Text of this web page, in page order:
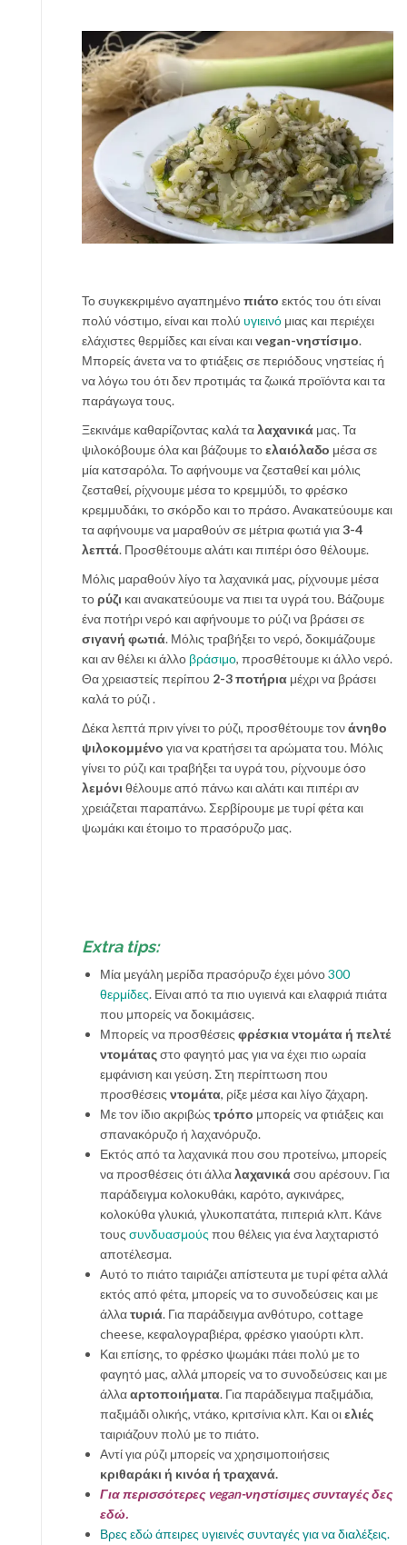
Το συγκεκριμένο αγαπημένοπιάτο εκτός του ότι είναι
πολύ νόστιμο, είναι και πολύ υγιεινό μιας και περιέχει
ελάχιστες θερμίδες και είναι καιvegan-νηστίσιμο.
Μπορείς άνετα να το φτιάξεις σε περιόδους νηστείας ή
να λόγω του ότι δεν προτιμάς τα ζωικά προϊόντα και τα
παράγωγα τους.
Ξεκινάμε καθαρίζοντας καλά ταλαχανικά μας. Τα
ψιλοκόβουμε όλα και βάζουμε τοελαιόλαδο μέσα σε
μία κατσαρόλα. Το αφήνουμε να ζεσταθεί και μόλις
ζεσταθεί, ρίχνουμε μέσα το κρεμμύδι, το φρέσκο
κρεμμυδάκι, το σκόρδο και το πράσο. Ανακατεύουμε και
τα αφήνουμε να μαραθούν σε μέτρια φωτιά για3-4
λεπτά. Προσθέτουμε αλάτι και πιπέρι όσο θέλουμε.
Μόλις μαραθούν λίγο τα λαχανικά μας, ρίχνουμε μέσα
τορύζι και ανακατεύουμε να πιει τα υγρά του. Βάζουμε
ένα ποτήρι νερό και αφήνουμε το ρύζι να βράσει σε
σιγανή φωτιά. Μόλις τραβήξει το νερό, δοκιμάζουμε
και αν θέλει κι άλλο βράσιμο, προσθέτουμε κι άλλο νερό.
Θα χρειαστείς περίπου 2-3 ποτήρια μέχρι να βράσει
καλά το ρύζι .
Δέκα λεπτά πριν γίνει το ρύζι, προσθέτουμε τονάνηθο
ψιλοκομμένο για να κρατήσει τα αρώματα του. Μόλις
γίνει το ρύζι και τραβήξει τα υγρά του, ρίχνουμε όσο
λεμόνιθέλουμε από πάνω και αλάτι και πιπέρι αν
χρειάζεται παραπάνω. Σερβίρουμε με τυρί φέτα και
ψωμάκι και έτοιμο το πρασόρυζο μας.
Extra tips:
Μία μεγάλη μερίδα πρασόρυζο έχει μόνο300
θερμίδες. Είναι από τα πιο υγιεινά και ελαφριά πιάτα
που μπορείς να δοκιμάσεις.
Μπορείς να προσθέσεις φρέσκια ντομάτα ή πελτέ
ντομάταςστο φαγητό μας για να έχει πιο ωραία
εμφάνιση και γεύση. Στη περίπτωση που
προσθέσεις ντομάτα, ρίξε μέσα και λίγο ζάχαρη.
Με τον ίδιο ακριβώς τρόπο μπορείς να φτιάξεις και
σπανακόρυζο ή λαχανόρυζο.
Εκτός από τα λαχανικά που σου προτείνω, μπορείς
να προσθέσεις ότι άλλαλαχανικάσου αρέσουν. Για
παράδειγμα κολοκυθάκι, καρότο, αγκινάρες,
κολοκύθα γλυκιά, γλυκοπατάτα, πιπεριά κλπ. Κάνε
τους συνδυασμούς που θέλεις για ένα λαχταριστό
αποτέλεσμα.
Αυτό το πιάτο ταιριάζει απίστευτα με τυρί φέτα αλλά
εκτός από φέτα, μπορείς να το συνοδεύσεις και με
άλλατυριά. Για παράδειγμα ανθότυρο, cottage
cheese, κεφαλογραβιέρα, φρέσκο γιαούρτι κλπ.
Και επίσης, το φρέσκο ψωμάκι πάει πολύ με το
φαγητό μας, αλλά μπορείς να το συνοδεύσεις και με
άλλααρτοποιήματα. Για παράδειγμα παξιμάδια,
παξιμάδι ολικής, ντάκο, κριτσίνια κλπ. Και οιελιές
ταιριάζουν πολύ με το πιάτο.
Αντί για ρύζι μπορείς να χρησιμοποιήσεις
κριθαράκι ή κινόα ή τραχανά.
Για περισσότερες vegan-νηστίσιμες συνταγές δες
εδώ.
Βρες εδώ άπειρες υγιεινές συνταγές για να διαλέξεις.